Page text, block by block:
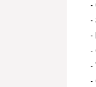
-
-
-
-
-
-